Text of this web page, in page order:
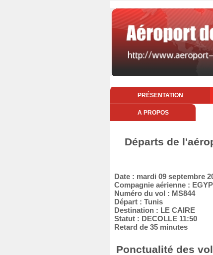
PRÉSENTATION
A PROPOS
Départs de
Date : mardi 09 septembre
Compagnie aérienne :
Numéro du vol : MS844
Départ : Tunis
Destination : LE CAIRE
Statut : DECOLLE 11:50
Retard de 35 minutes
Ponctualité des